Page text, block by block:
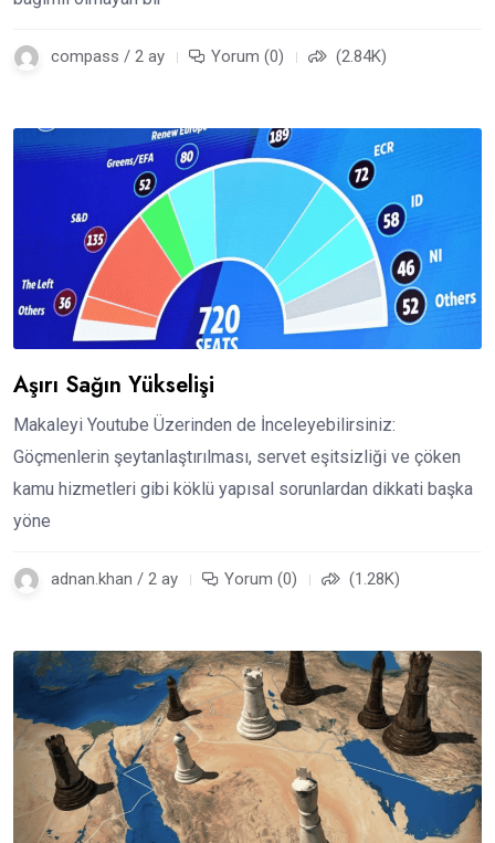
compass / 2 ay Yorum (0) (2.84K)
Aşırı Sağın Yükselişi
Makaleyi Youtube Üzerinden de İnceleyebilirsiniz:
Göçmenlerin şeytanlaştırılması, servet eşitsizliği ve çöken
kamu hizmetleri gibi köklü yapısal sorunlardan dikkati başka
yöne
adnan.khan / 2 ay Yorum (0) (1.28K)